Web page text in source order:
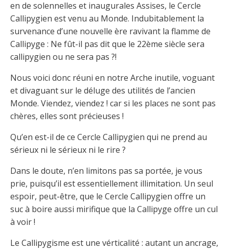
en de solennelles et inaugurales Assises, le Cercle
Callipygien est venu au Monde. Indubitablement la
survenance d’une nouvelle ère ravivant la flamme de
Callipyge : Ne fût-il pas dit que le 22ème siècle sera
callipygien ou ne sera pas ?!
Nous voici donc réuni en notre Arche inutile, voguant
et divaguant sur le déluge des utilités de l’ancien
Monde. Viendez, viendez ! car si les places ne sont pas
chères, elles sont précieuses !
Qu’en est-il de ce Cercle Callipygien qui ne prend au
sérieux ni le sérieux ni le rire ?
Dans le doute, n’en limitons pas sa portée, je vous
prie, puisqu’il est essentiellement illimitation. Un seul
espoir, peut-être, que le Cercle Callipygien offre un
suc à boire aussi mirifique que la Callipyge offre un cul
à voir !
Le Callipygisme est une vérticalité : autant un ancrage,